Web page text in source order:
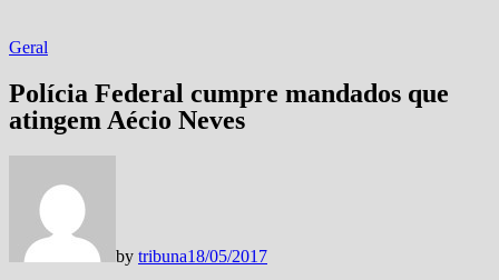
Geral
Polícia Federal cumpre mandados que
atingem Aécio Neves
by tribuna18/05/2017